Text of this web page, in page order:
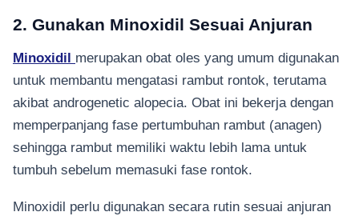
2. Gunakan Minoxidil Sesuai Anjuran
Minoxidil merupakan obat oles yang umum digunakan
untuk membantu mengatasi rambut rontok, terutama
akibat androgenetic alopecia. Obat ini bekerja dengan
memperpanjang fase pertumbuhan rambut (anagen)
sehingga rambut memiliki waktu lebih lama untuk
tumbuh sebelum memasuki fase rontok.
Minoxidil perlu digunakan secara rutin sesuai anjuran